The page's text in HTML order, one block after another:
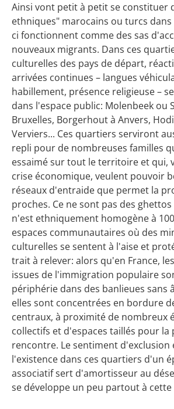
Ainsi vont petit à petit se constituer
ethniques" marocains ou turcs dans
ci fonctionnent comme des sas
nouveaux migrants. Dans ces
culturelles des pays de départ,
arrivées continues – langues
habillement, présence religieuse –
dans l'espace public: Molenbeek ou
Bruxelles, Borgerhout à Anvers,
Verviers... Ces quartiers serviront
repli pour de nombreuses familles
essaimé sur tout le territoire et qui,
crise économique, veulent pouvoir
réseaux d'entraide que permet la
proches. Ce ne sont pas des
n'est ethniquement homogène à
espaces communautaires où des
culturelles se sentent à l'aise et
trait à relever: alors qu'en France,
issues de l'immigration populaire
périphérie dans des banlieues sans
elles sont concentrées en bordure
centraux, à proximité de nombreux
collectifs et d'espaces taillés pour la
rencontre. Le sentiment
l'existence dans ces quartiers d'un
associatif sert d'amortisseur au
se développe un peu partout à cette